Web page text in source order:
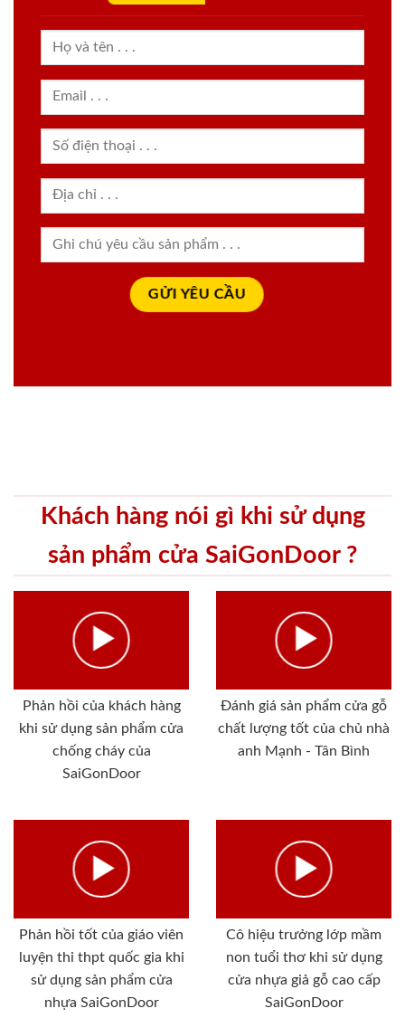
Khách hàng nói gì khi sử dụng
sản phẩm cửa SaiGonDoor ?
Phản hồi của khách hàng
khi sử dụng sản phẩm cửa
chống cháy của
SaiGonDoor
Đánh giá sản phẩm cửa gỗ
chất lượng tốt của chủ nhà
anh Mạnh - Tân Bình
Phản hồi tốt của giáo viên
luyện thi thpt quốc gia khi
sử dụng sản phẩm cửa
nhựa SaiGonDoor
Cô hiệu trưởng lớp mầm
non tuổi thơ khi sử dụng
cửa nhựa giả gỗ cao cấp
SaiGonDoor